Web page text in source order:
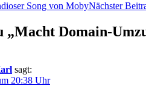
Song von MobyNächster
„Macht Domain-
sagt:
20:38 Uhr